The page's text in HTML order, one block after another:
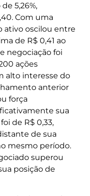
5,26%,
Com uma
ativo oscilou entre
de R$ 0,41 ao
negociação foi
ações
alto interesse do
anterior
força
sua
de R$ 0,33,
de sua
mesmo período.
superou
posição de